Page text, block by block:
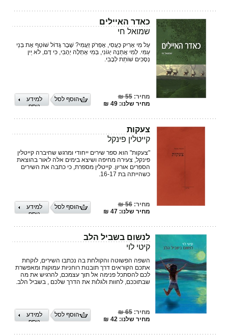
כאדר האיילים
שמואל חי
עַל מִי אָרִיק כַּעֲסִי, אֶפְרֹק זַעֲמִי? שֶׁבֶר גָּדוֹל שׁוֹטֵף אֶת בְּנֵי
עַמִּי. לְמִי אֲתַנֶּה יְגוֹנִי, בְּמִי אֶתְלֶה יְהָבִי, כִּי דָּם, לֹא יֵין
נְסָכִים שׁוֹתֵת לְבָבִי.
מחיר:55 ₪
מחיר שלנו: 49 ₪
למידע
נוסף
הוסף לסל
צעקות
קייטלין פינקל
"צעקות" הוא ספר שירים ייחודי ומרגש שחיברה קייטלין
פינקל, צעירה מחיפה ושיצא בימים אלה לאור בהוצאת
הספרים אוריון. קייטלין מספרת, כי כתבה את השירים
כשהייתה בת 16-17.
מחיר:56 ₪
מחיר שלנו: 47 ₪
למידע
נוסף
הוסף לסל
לנשום בשביל הלב
קיטי לוי
השפה הפשוטה והקולחת בה נכתבו השירים, לוקחת
אתכם הקוראים דרך תובנות רוחניות עמוקות ומאפשרת
לכם להסתכל פנימה אל תוך עצמכם, להרגיש את מה
שבתוככם, לחוות ולגלות את הדרך שלכם , בשביל הלב.
מחיר:65 ₪
מחיר שלנו: 42 ₪
למידע
נוסף
הוסף לסל